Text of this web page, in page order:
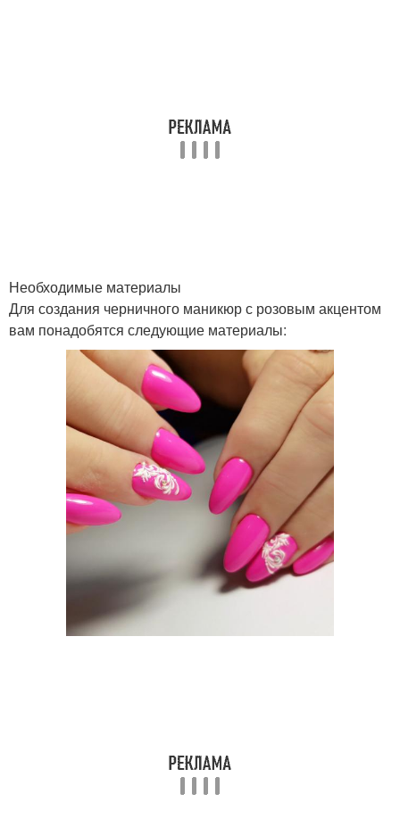
Маникюр для длинных
ногтей
Дизайн для бежевого
маникюра
Цвета на гель
Блестящий маникюр Маникюр со шеллаком
французский маникюр
Маникюр с цветочным
Ярко-розовый маникюр
Необходимые материалы
Для создания черничного маникюр с розовым акцентом
вам понадобятся следующие материалы: